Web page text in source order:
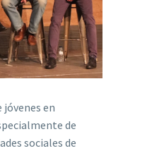
en
de
sociales de